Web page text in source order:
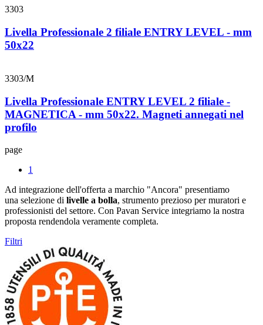
3303
Livella Professionale 2 filiale ENTRY LEVEL - mm
50x22
3303/M
Livella Professionale ENTRY LEVEL 2 filiale -
MAGNETICA - mm 50x22. Magneti annegati nel
profilo
page
1
Ad integrazione dell'offerta a marchio "Ancora" presentiamo
una selezione di livelle a bolla, strumento prezioso per muratori e
professionisti del settore. Con Pavan Service integriamo la nostra
proposta rendendola veramente completa.
Filtri